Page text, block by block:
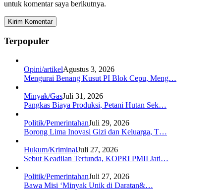
untuk komentar saya berikutnya.
Terpopuler
Opini/artikelAgustus 3, 2026
Mengurai Benang Kusut PI Blok Cepu, Meng…
Minyak/GasJuli 31, 2026
Pangkas Biaya Produksi, Petani Hutan Sek…
Politik/PemerintahanJuli 29, 2026
Borong Lima Inovasi Gizi dan Keluarga, T…
Hukum/KriminalJuli 27, 2026
Sebut Keadilan Tertunda, KOPRI PMII Jati…
Politik/PemerintahanJuli 27, 2026
Bawa Misi ‘Minyak Unik di Daratan&…